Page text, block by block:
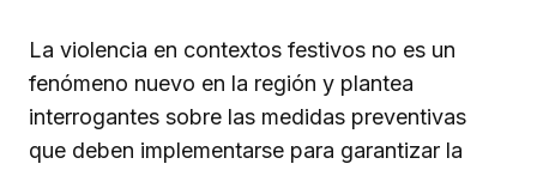
La violencia en contextos festivos no es un
fenómeno nuevo en la región y plantea
interrogantes sobre las medidas preventivas
que deben implementarse para garantizar la